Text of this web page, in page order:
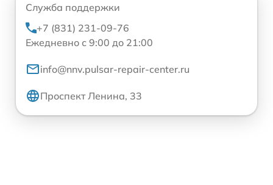
Служба поддержки
+7 (831) 231-09-76
Ежедневно с 9:00 до 21:00
info@nnv.pulsar-repair-center.ru
Проспект Ленина, 33